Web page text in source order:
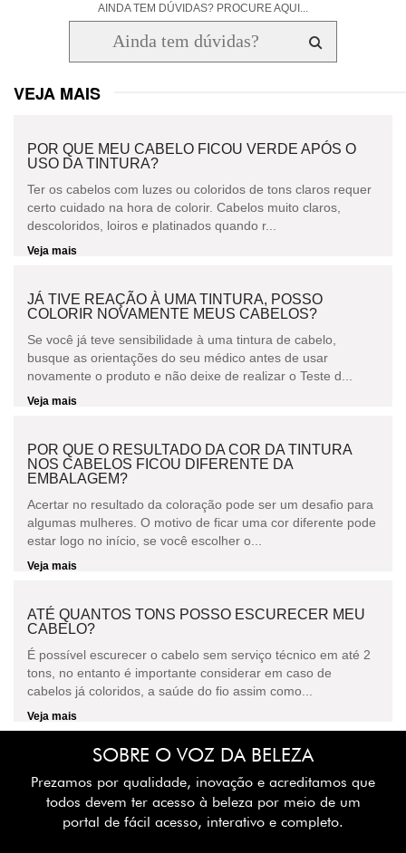
AINDA TEM DÚVIDAS? PROCURE AQUI...
VEJA MAIS
POR QUE MEU CABELO FICOU VERDE APÓS O
USO DA TINTURA?
Ter os cabelos com luzes ou coloridos de tons claros requer
certo cuidado na hora de colorir. Cabelos muito claros,
descoloridos, loiros e platinados quando r...
Veja mais
JÁ TIVE REAÇÃO À UMA TINTURA, POSSO
COLORIR NOVAMENTE MEUS CABELOS?
Se você já teve sensibilidade à uma tintura de cabelo,
busque as orientações do seu médico antes de usar
novamente o produto e não deixe de realizar o Teste d...
Veja mais
POR QUE O RESULTADO DA COR DA TINTURA
NOS CABELOS FICOU DIFERENTE DA
EMBALAGEM?
Acertar no resultado da coloração pode ser um desafio para
algumas mulheres. O motivo de ficar uma cor diferente pode
estar logo no início, se você escolher o...
Veja mais
ATÉ QUANTOS TONS POSSO ESCURECER MEU
CABELO?
É possível escurecer o cabelo sem serviço técnico em até 2
tons, no entanto é importante considerar em caso de
cabelos já coloridos, a saúde do fio assim como...
Veja mais
SOBRE O VOZ DA BELEZA
Prezamos por qualidade, inovação e acreditamos que
todos devem ter acesso à beleza por meio de um
portal de fácil acesso, interativo e completo.